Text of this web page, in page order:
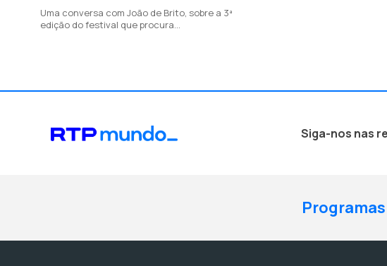
Uma conversa com João de Brito, sobre a 3ª
edição do festival que procura
Siga-nos nas
Programas